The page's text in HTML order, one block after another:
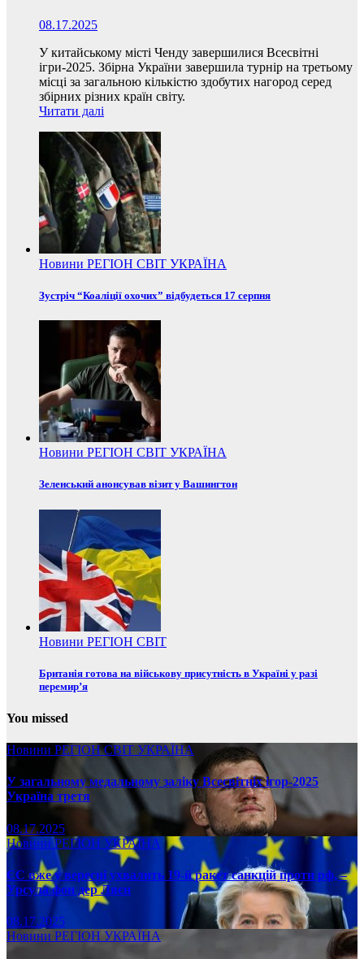
08.17.2025
У китайському місті Ченду завершилися Всесвітні
ігри-2025. Збірна України завершила турнір на третьому
місці за загальною кількістю здобутих нагород серед
збірних різних країн світу.
Читати далі
Новини РЕГІОН СВІТ УКРАЇНА
Зустріч “Коаліції охочих” відбудеться 17 серпня
Новини РЕГІОН СВІТ УКРАЇНА
Зеленський анонсував візит у Вашингтон
Новини РЕГІОН СВІТ
Британія готова на військову присутність в Україні у разі
перемир’я
You missed
Новини РЕГІОНСВІТ УКРАЇНА
У загальному медальному заліку Всесвітніх ігор-2025
Україна третя
08.17.2025
НовиниРЕГІОН УКРАЇНА
ЄС вже у вересні ухвалить 19-й ракет санкцій проти рф, –
Урсула фон дер Ляєн
08.17.2025
Новини РЕГІОН УКРАЇНА